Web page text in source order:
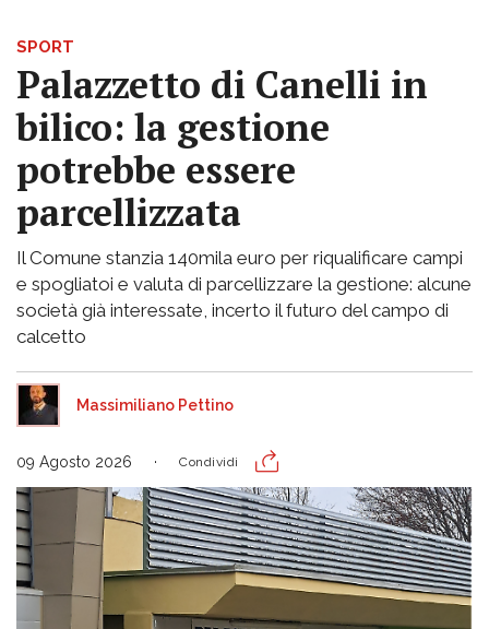
SPORT
Palazzetto di Canelli in
bilico: la gestione
potrebbe essere
parcellizzata
Il Comune stanzia 140mila euro per riqualificare campi
e spogliatoi e valuta di parcellizzare la gestione: alcune
società già interessate, incerto il futuro del campo di
calcetto
Massimiliano Pettino
09 Agosto 2026 Condividi